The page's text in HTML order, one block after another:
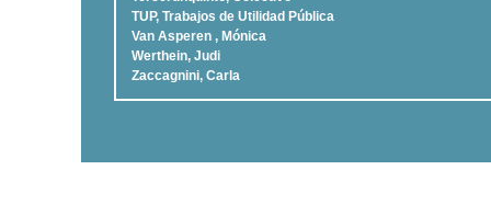
TUP, Trabajos de Utilidad Pública
Van Asperen , Mónica
Werthein, Judi
Zaccagnini, Carla